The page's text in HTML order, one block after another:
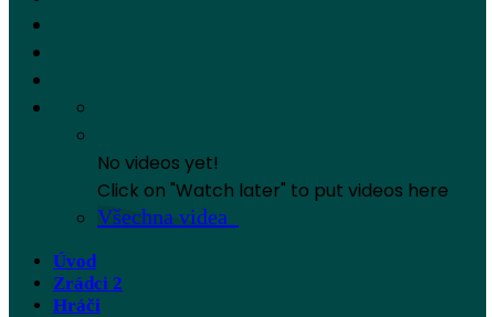
No videos yet!
Click on "Watch later" to put videos here
Všechna videa
Úvod
Zrádci 2
Hráči